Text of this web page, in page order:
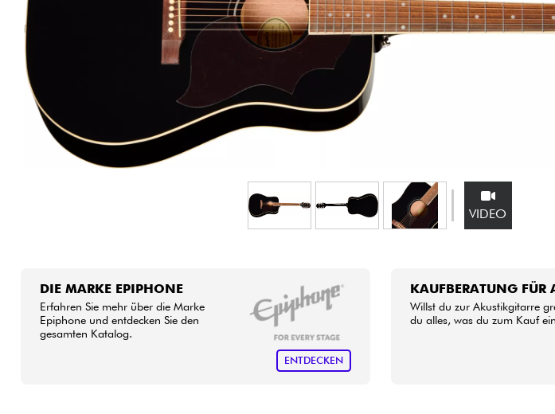
Bundle
VIDEO
DIE MARKE EPIPHONE
Erfahren Sie mehr über die Marke
Epiphone und entdecken Sie den
gesamten Katalog.
ENTDECKEN
KAUFBERATUNG FÜR
Willst du zur Akustikgitarre
du alles, was du zum Kauf